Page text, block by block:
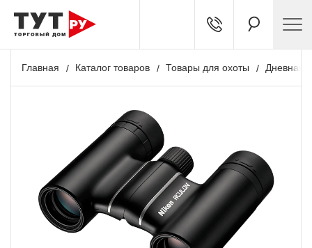
Главная Каталог товаров Товары для охоты Дневная